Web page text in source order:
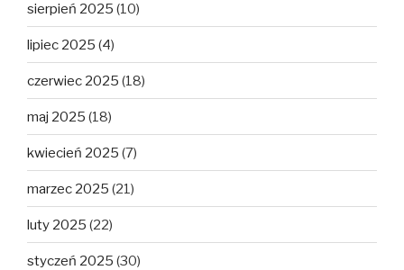
sierpień 2025 (10)
lipiec 2025 (4)
czerwiec 2025 (18)
maj 2025 (18)
kwiecień 2025 (7)
marzec 2025 (21)
luty 2025 (22)
styczeń 2025 (30)